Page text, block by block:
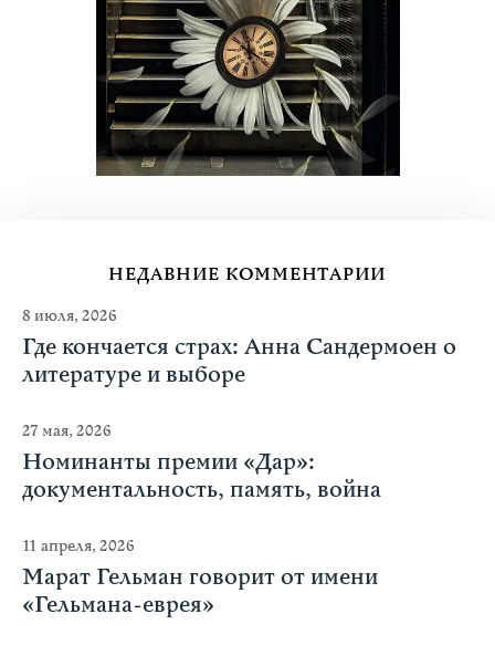
НЕДАВНИЕ КОММЕНТАРИИ
8 июля, 2026
Где кончается страх: Анна Сандермоен о
литературе и выборе
27 мая, 2026
Номинанты премии «Дар»:
документальность, память, война
11 апреля, 2026
Марат Гельман говорит от имени
«Гельмана-еврея»